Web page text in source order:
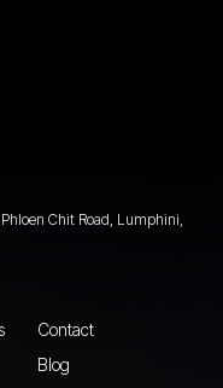
Chit Road, Lumphini,
Contact
Blog